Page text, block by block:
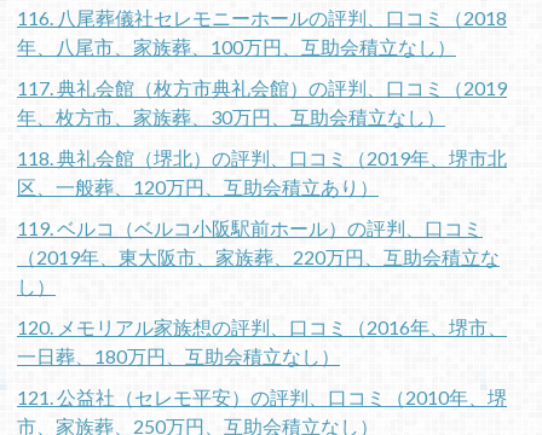
116. 八尾葬儀社セレモニーホールの評判、口コミ（2018
年、八尾市、家族葬、100万円、互助会積立なし）
117. 典礼会館（枚方市典礼会館）の評判、口コミ（2019
年、枚方市、家族葬、30万円、互助会積立なし）
118. 典礼会館（堺北）の評判、口コミ（2019年、堺市北
区、一般葬、120万円、互助会積立あり）
119. ベルコ（ベルコ小阪駅前ホール）の評判、口コミ
（2019年、東大阪市、家族葬、220万円、互助会積立な
し）
120. メモリアル家族想の評判、口コミ（2016年、堺市、
一日葬、180万円、互助会積立なし）
121. 公益社（セレモ平安）の評判、口コミ（2010年、堺
市、家族葬、250万円、互助会積立なし）